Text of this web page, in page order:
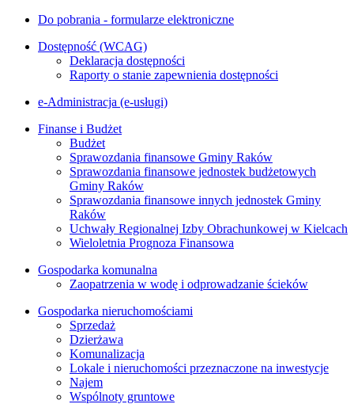
Do pobrania - formularze elektroniczne
Dostępność (WCAG)
Deklaracja dostępności
Raporty o stanie zapewnienia dostępności
e-Administracja (e-usługi)
Finanse i Budżet
Budżet
Sprawozdania finansowe Gminy Raków
Sprawozdania finansowe jednostek budżetowych
Gminy Raków
Sprawozdania finansowe innych jednostek Gminy
Raków
Uchwały Regionalnej Izby Obrachunkowej w Kielcach
Wieloletnia Prognoza Finansowa
Gospodarka komunalna
Zaopatrzenia w wodę i odprowadzanie ścieków
Gospodarka nieruchomościami
Sprzedaż
Dzierżawa
Komunalizacja
Lokale i nieruchomości przeznaczone na inwestycje
Najem
Wspólnoty gruntowe